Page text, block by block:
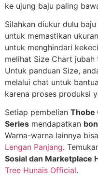
ke ujung baju paling
Silahkan diukur dulu
untuk memastikan
untuk menghindari
melihat Size Chart
Untuk panduan Size,
melalui chat untuk
karena proses produksi
Setiap pembelian Thobe
Series mendapatkan
Warna-warna lainnya
Lengan Panjang.
Sosial dan Marketplace
Tree Hunais Official.